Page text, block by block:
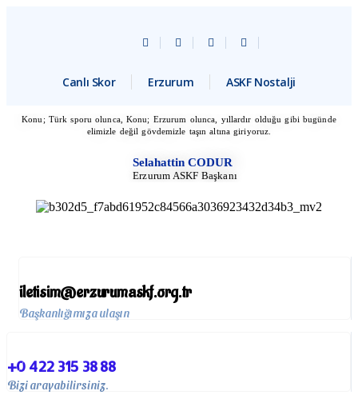
Canlı Skor Erzurum ASKF Nostalji
Konu; Türk sporu olunca, Konu; Erzurum olunca, yıllardır olduğu gibi bugünde
elimizle değil gövdemizle taşın altına giriyoruz.
Selahattin CODUR
Erzurum ASKF Başkanı
iletisim@erzurumaskf.org.tr
Başkanlığımıza ulaşın
+0 422 315 38 88
Bizi arayabilirsiniz.